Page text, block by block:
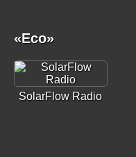
«Eco»
SolarFlow Radio